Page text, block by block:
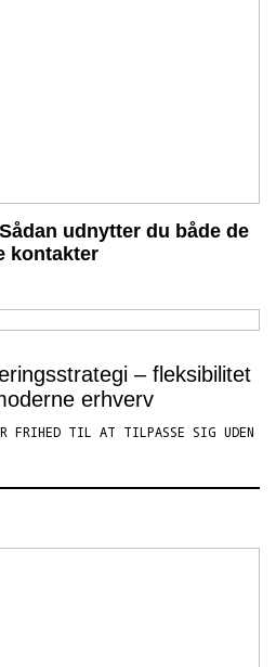
udnytter du både de
kontakter
– fleksibilitet
erhverv
FRIHED TIL AT TILPASSE SIG UDEN